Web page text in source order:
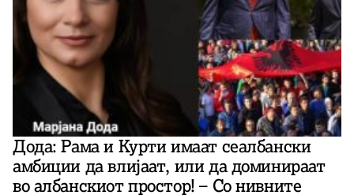
Дода: Рама и Курти имаат сеалбански
амбиции да влијаат, или да доминираат
во албанскиот простор! – Со нивните